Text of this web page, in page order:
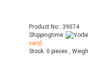
Product No.: 39074
Shippingtime:
vary)
Stock: 0 pieces ,